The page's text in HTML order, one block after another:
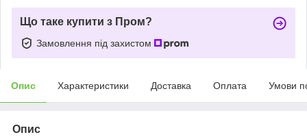
Що таке купити з Пром?
Замовлення під захистом
Опис Характеристики Доставка Оплата Умови
Опис